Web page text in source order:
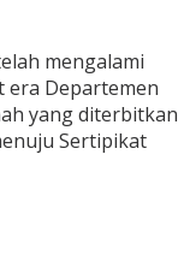
mengalami
era Departemen
yang diterbitkan
Sertipikat